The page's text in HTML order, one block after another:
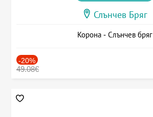
Слънчев Бряг
Корона - Слънчев бряг
-20%
49.08€